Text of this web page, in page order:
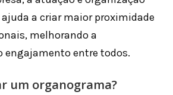
a criar maior proximidade
melhorando a
engajamento entre todos.
um organograma?